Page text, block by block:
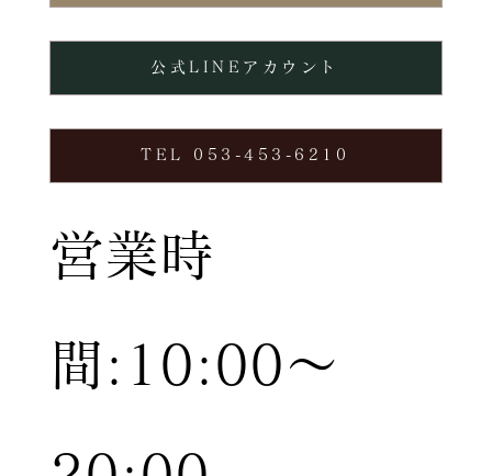
TEL 053-453-6210
公式LINEアカウント
営業時
間:10:00〜